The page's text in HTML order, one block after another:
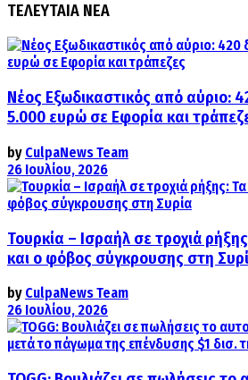
ΤΕΛΕΥΤΑΙΑ ΝΕΑ
Νέος Εξωδικαστικός από αύριο:
5.000 ευρώ σε Εφορία και
by CulpaNews Team
26 Ιουλίου, 2026
Τουρκία – Ισραήλ σε τροχιά
και ο φόβος σύγκρουσης στη
by CulpaNews Team
26 Ιουλίου, 2026